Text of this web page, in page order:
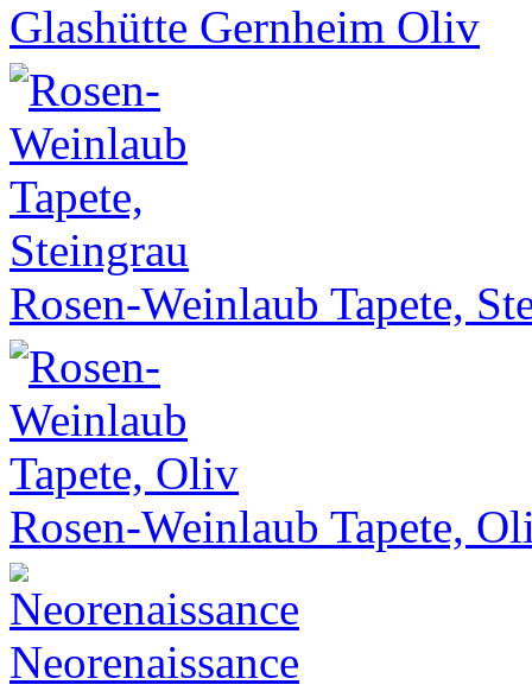
Glashütte Gernheim Oliv
Rosen-Weinlaub Tapete,
Rosen-Weinlaub Tapete,
Neorenaissance